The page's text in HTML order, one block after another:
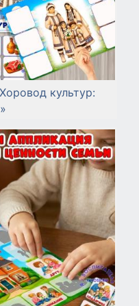
культур: